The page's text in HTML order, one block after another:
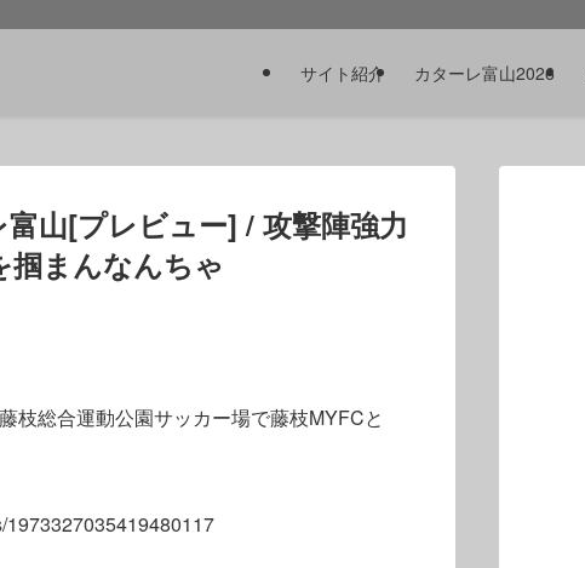
サイト紹介 カターレ富山2026
富山[プレビュー] / 攻撃陣強力
掴まんなんちゃ
枝総合運動公園サッカー場で藤枝MYFCと
1973327035419480117